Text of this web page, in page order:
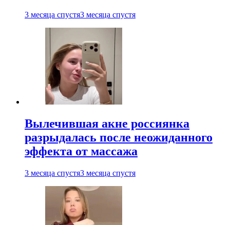
3 месяца спустя3 месяца спустя
Вылечившая акне россиянка
разрыдалась после неожиданного
эффекта от массажа
3 месяца спустя3 месяца спустя